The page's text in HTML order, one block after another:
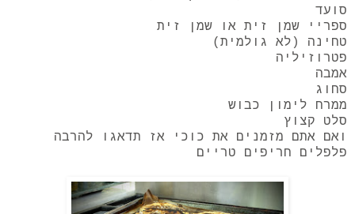
סועד
ספריי שמן זית או שמן זית
טחינה (לא גולמית)
פטרוזיליה
אמבה
סחוג
ממרח לימון כבוש
סלט קצוץ
ואם אתם מזמנים את כוכי אז תדאגו להרבה
פלפלים חריפים טריים